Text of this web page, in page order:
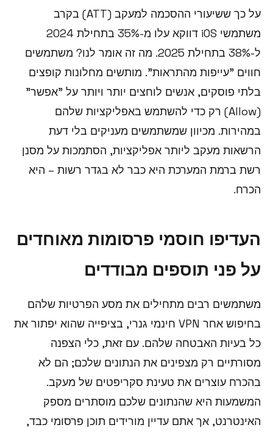
על כך ששיעורי ההסכמה למעקב (ATT) בקרב
משתמשי iOS דווקא עלו מ-35% בתחילת 2024
ל-38% בתחילת 2025. מה זה אומר לנו? משתמשים
חווים "עייפות מהתראות". מותשים מחלונות קופצים
בלתי פוסקים, אנשים לוחצים יותר ויותר על "אפשר"
(Allow) רק כדי להשתמש באפליקציות שלהם
במהירות. מכיוון שמשתמשים מעניקים בלי דעת
הרשאות מעקב ליותר אפליקציות, הסתמכות על מסנן
רשת ברמת המערכת היא כבר לא בגדר רשות – היא
הכרח.
העדיפו חוסמי פרסומות מאוחדים
על פני תוספים מבודדים
משתמשים רבים מתחילים את מסע הפרטיות שלהם
בחיפוש אחר VPN חינמי גנרי, בציפייה שהוא יפתור את
כל בעיות האבטחה שלהם. עם זאת, כלי הצפנה
מסורתיים רק מצפינים את הנתונים שלכם; הם לא
בהכרח עוצרים את טעינת סקריפטים של מעקב.
המשמעות היא שהנתונים שלכם מוסתרים מספק
האינטרנט, אך אתם עדיין מורידים תוכן פרסומי כבד,